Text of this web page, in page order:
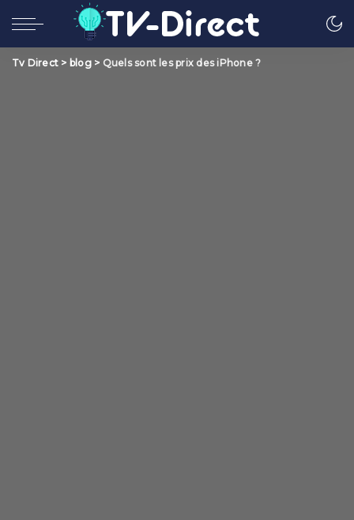
Tv Direct > blog> Quels sont les prix des iPhone ?